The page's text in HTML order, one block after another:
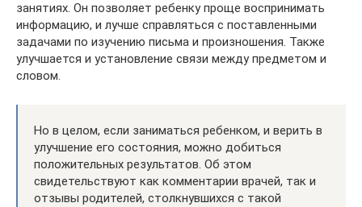
занятиях. Он позволяет ребенку проще воспринимать
информацию, и лучше справляться с поставленными
задачами по изучению письма и произношения. Также
улучшается и установление связи между предметом и
словом.
Но в целом, если заниматься ребенком, и верить в
улучшение его состояния, можно добиться
положительных результатов. Об этом
свидетельствуют как комментарии врачей, так и
отзывы родителей, столкнувшихся с такой